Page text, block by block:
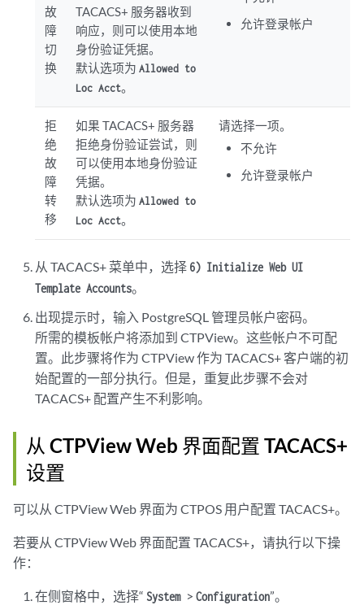
故
障
切
换
TACACS+ 服务器收到
响应，则可以使用本地
身份验证凭据。
默认选项为 Allowed to
Loc Acct。
允许登录帐户
拒
绝
故
障
转
移
如果 TACACS+ 服务器
拒绝身份验证尝试，则
可以使用本地身份验证
凭据。
默认选项为 Allowed to
Loc Acct。
请选择一项。
不允许
允许登录帐户
从 TACACS+ 菜单中，选择 6) Initialize Web UI
Template Accounts。
出现提示时，输入 PostgreSQL 管理员帐户密码。
所需的模板帐户将添加到 CTPView。这些帐户不可配
置。此步骤将作为 CTPView 作为 TACACS+ 客户端的初
始配置的一部分执行。但是，重复此步骤不会对
TACACS+ 配置产生不利影响。
从 CTPView Web 界面配置 TACACS+
设置
可以从 CTPView Web 界面为 CTPOS 用户配置 TACACS+。
若要从 CTPView Web 界面配置 TACACS+，请执行以下操
作：
在侧窗格中，选择“System >Configuration”。